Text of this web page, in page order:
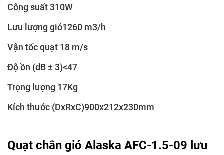
Công suất 310W
Lưu lượng gió1260 m3/h
Vận tốc quạt 18 m/s
Độ ồn (dB ± 3)<47
Trọng lượng 17Kg
Kích thước (DxRxC)900x212x230mm
Quạt chắn gió Alaska AFC-1.5-09 lưu